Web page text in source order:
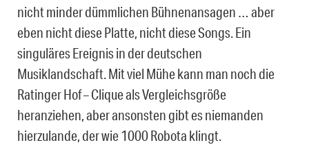
nicht minder dümmlichen Bühnenansagen … aber
eben nicht diese Platte, nicht diese Songs. Ein
singuläres Ereignis in der deutschen
Musiklandschaft. Mit viel Mühe kann man noch die
Ratinger Hof – Clique als Vergleichsgröße
heranziehen, aber ansonsten gibt es niemanden
hierzulande, der wie 1000 Robota klingt.